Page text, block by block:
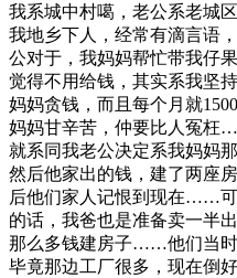
我系城中村噶，老公系老城
我地乡下人，经常有滴言语
公对于，我妈妈帮忙带我仔
觉得不用给钱，其实系我坚
妈妈贪钱，而且每个月就
妈妈甘辛苦，仲要比人冤枉
就系同我老公决定系我妈妈
然后他家出的钱，建了两座
后他们家人记恨到现在……
的话，我爸也是准备卖一半
那么多钱建房子……他们当
毕竟那边工厂很多，现在倒